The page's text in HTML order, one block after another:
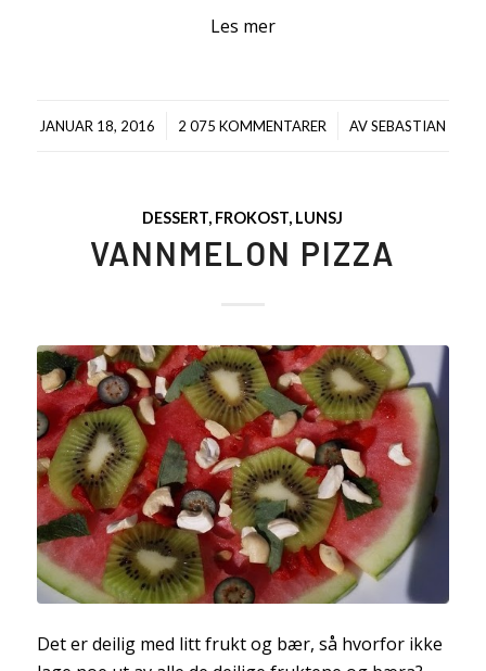
Les mer
JANUAR 18, 2016
/ 2 075 KOMMENTARER
/ AVSEBASTIAN
DESSERT, FROKOST, LUNSJ
VANNMELON PIZZA
Det er deilig med litt frukt og bær, så hvorfor ikke